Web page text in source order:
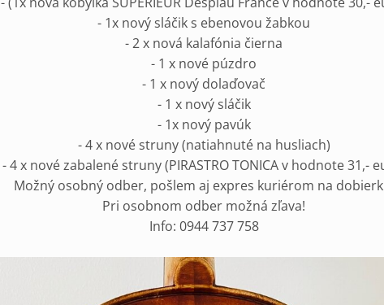
- 1x nový sláčik s ebenovou žabkou
- 2 x nová kalafónia čierna
- 1 x nové púzdro
- 1 x nový dolaďovač
- 1 x nový sláčik
- 1x nový pavúk
- 4 x nové struny (natiahnuté na husliach)
- 4 x nové zabalené struny (PIRASTRO TONICA v hodnote 31,-
Možný osobný odber, pošlem aj expres kuriérom na
Pri osobnom odber možná zľava!
Info: 0944 737 758